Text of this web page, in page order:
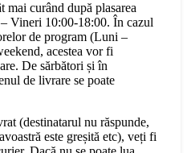
mai curând după plasarea
Vineri 10:00-18:00. În cazul
de program (Luni –
acestea vor fi
De sărbători și în
de livrare se poate
(destinatarul nu răspunde,
este greșită etc), veți fi